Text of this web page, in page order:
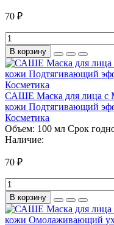
70 ₽
В корзину
САШЕ Маска для лица с
кожи Подтягивающий
Косметика
Объем: 100 мл Срок
Наличие:
70 ₽
В корзину